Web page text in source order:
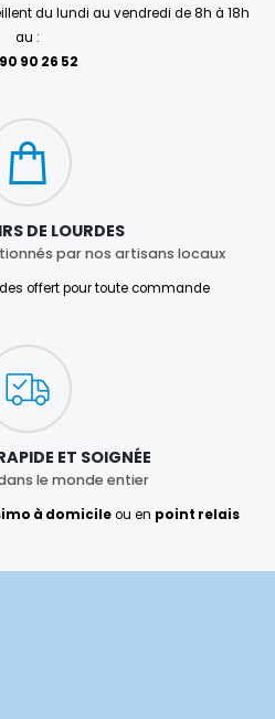
du lundi au vendredi de 8h à 18h
au :
90 26 52
DE LOURDES
par nos artisans locaux
offert pour toute commande
ET SOIGNÉE
le monde entier
à domicileou en point relais